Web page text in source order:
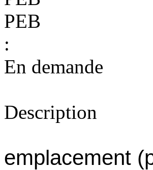
PEB
:
En demande
Description
emplacement